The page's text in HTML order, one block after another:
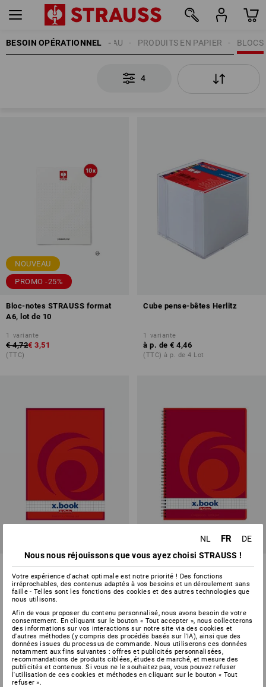
BESOIN OPÉRATIONNEL BLOCS
PRODUITS EN PAPIER
FOURNITURES DE BUREAU
4
NOUVEAU
PROMO -25%
Bloc-notes STRAUSS format
A6, lot de 10
1 variante
€ 4,72€ 3,51
(TTC)
Cube pense-bêtes Herlitz
1 variante
à p. de € 4,46
(TTC) à p. de 4 Lot
Herlitz Bloc de papier à lettres
variante
à p. de € 11,98
Herlitz Bloc-notes
1 variante
à p. de € 10,27
Vous avez déjà consulté 4 articles sur un total de 4 articles.
NL FR
DE
Nous nous réjouissons que vous ayez choisi STRAUSS !
Votre expérience d'achat optimale est notre priorité ! Des fonctions
irréprochables, des contenus adaptés à vos besoins et un déroulement sans
faille - Telles sont les fonctions des cookies et des autres technologies que
nous utilisons.
Afin de vous proposer du contenu personnalisé, nous avons besoin de votre
consentement. En cliquant sur le bouton « Tout accepter », nous collecterons
des informations sur vos interactions sur notre site via des cookies et
d'autres méthodes (y compris des procédés basés sur l'IA), ainsi que des
données issues du processus de commande. Nous utiliserons ces données
notamment aux fins suivantes : offres et publicités personnalisées,
recommandations de produits ciblées, études de marché, et mesure des
publicités et contenus. Si vous ne le souhaitez pas, vous pouvez refuser
l'utilisation de ces cookies et méthodes en cliquant sur le bouton « Tout
refuser ».